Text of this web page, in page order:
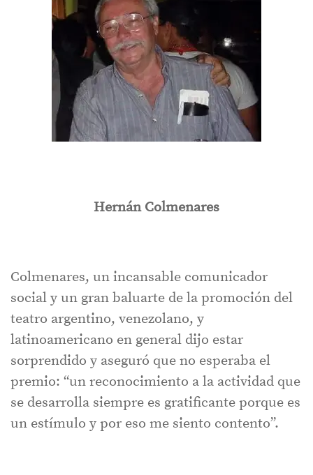
Hernán Colmenares
Colmenares, un incansable comunicador
social y un gran baluarte de la promoción del
teatro argentino, venezolano, y
latinoamericano en general dijo estar
sorprendido y aseguró que no esperaba el
premio: “un reconocimiento a la actividad que
se desarrolla siempre es gratificante porque es
un estímulo y por eso me siento contento”.